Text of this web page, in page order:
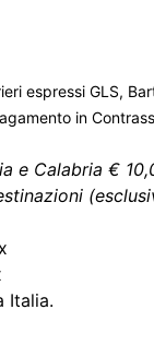
espressi GLS,
in
e Calabria €
Italia.